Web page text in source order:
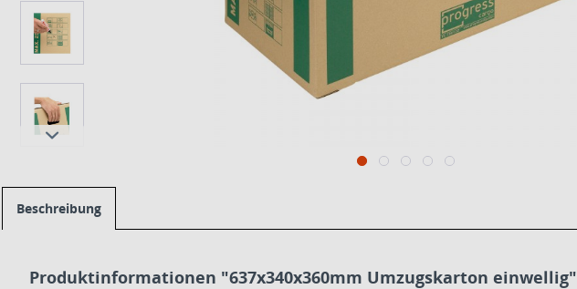
Beschreibung
Produktinformationen "637x340x360mm Umzugskarton einwellig"